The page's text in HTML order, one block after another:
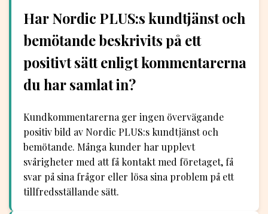
Har Nordic PLUS:s kundtjänst och
bemötande beskrivits på ett
positivt sätt enligt kommentarerna
du har samlat in?
Kundkommentarerna ger ingen övervägande
positiv bild av Nordic PLUS:s kundtjänst och
bemötande. Många kunder har upplevt
svårigheter med att få kontakt med företaget, få
svar på sina frågor eller lösa sina problem på ett
tillfredsställande sätt.